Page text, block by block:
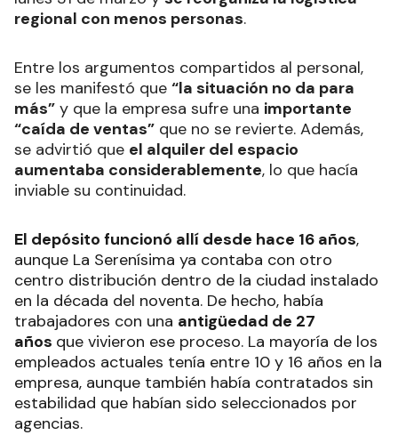
regional con menos personas.
Entre los argumentos compartidos al personal,
se les manifestó que “la situación no da para
más” y que la empresa sufre una importante
“caída de ventas” que no se revierte. Además,
se advirtió que el alquiler del espacio
aumentaba considerablemente, lo que hacía
inviable su continuidad.
El depósito funcionó allí desde hace 16 años,
aunque La Serenísima ya contaba con otro
centro distribución dentro de la ciudad instalado
en la década del noventa. De hecho, había
trabajadores con una antigüedad de 27
años que vivieron ese proceso. La mayoría de los
empleados actuales tenía entre 10 y 16 años en la
empresa, aunque también había contratados sin
estabilidad que habían sido seleccionados por
agencias.